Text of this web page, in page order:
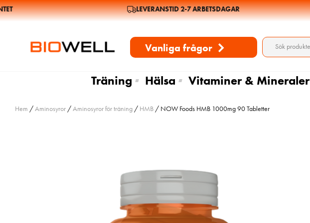
LEVERANSTID 2-7 ARBETSDAGAR
Vanliga frågor
Träning Hälsa Vitaminer & Mineraler
Hem /Aminosyror /Aminosyror för träning / HMB / NOW Foods HMB 1000mg 90 Tabletter